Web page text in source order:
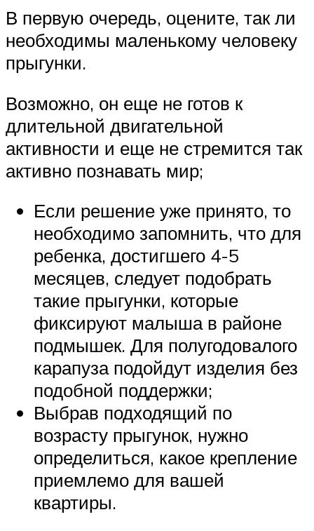
В первую очередь, оцените, так ли
необходимы маленькому человеку
прыгунки.
Возможно, он еще не готов к
длительной двигательной
активности и еще не стремится так
активно познавать мир;
Если решение уже принято, то
необходимо запомнить, что для
ребенка, достигшего 4-5
месяцев, следует подобрать
такие прыгунки, которые
фиксируют малыша в районе
подмышек. Для полугодовалого
карапуза подойдут изделия без
подобной поддержки;
Выбрав подходящий по
возрасту прыгунок, нужно
определиться, какое крепление
приемлемо для вашей
квартиры.